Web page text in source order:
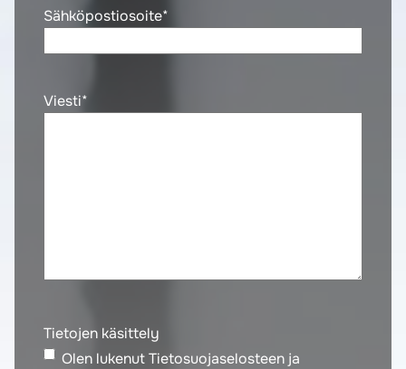
Sähköpostiosoite*
Viesti*
Tietojen käsittely
Olen lukenut Tietosuojaselosteen ja